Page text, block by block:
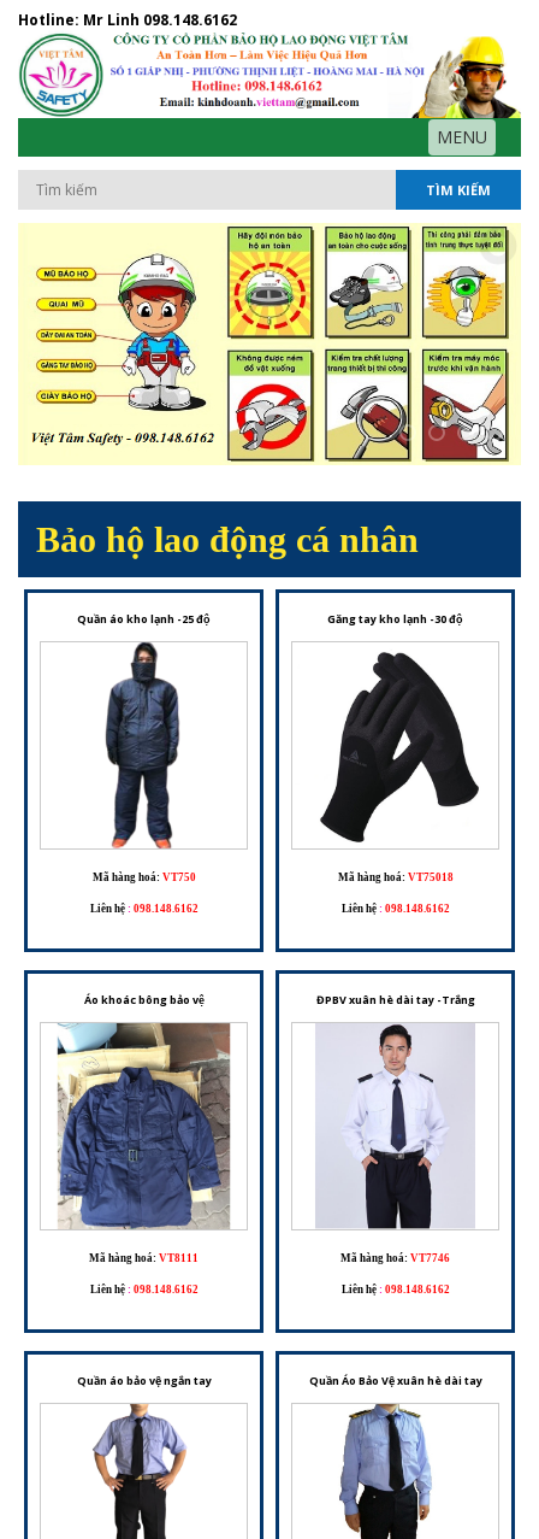
Hotline: Mr Linh 098.148.6162
MENU
TÌM KIẾM
Bảo hộ lao động cá nhân
Quần áo kho lạnh -25 độ
Mã hàng hoá: VT750
Liên hệ : 098.148.6162
Găng tay kho lạnh -30 độ
Mã hàng hoá: VT75018
Liên hệ : 098.148.6162
Áo khoác bông bảo vệ
Mã hàng hoá: VT8111
Liên hệ : 098.148.6162
ĐPBV xuân hè dài tay -Trắng
Mã hàng hoá: VT7746
Liên hệ : 098.148.6162
Quần áo bảo vệ ngắn tay Quần Áo Bảo Vệ xuân hè dài tay